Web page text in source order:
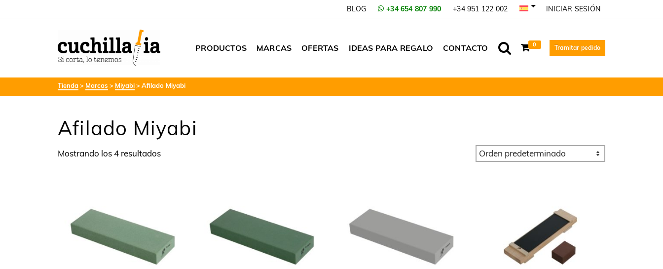
BLOG +34 654 807 990 +34 951 122 002 INICIAR SESIÓN
PRODUCTOS MARCAS OFERTAS IDEAS PARA REGALO CONTACTO 0 Tramitar pedido
Tienda Marcas Miyabi Afilado Miyabi
Afilado Miyabi
Mostrando los 4 resultados